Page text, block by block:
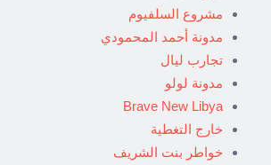
مشروع السلفيوم
مدونة أحمد المحمودي
تجارب ليال
مدونة لولو
Brave New Libya
خارج التغطية
خواطر بنت الشريف